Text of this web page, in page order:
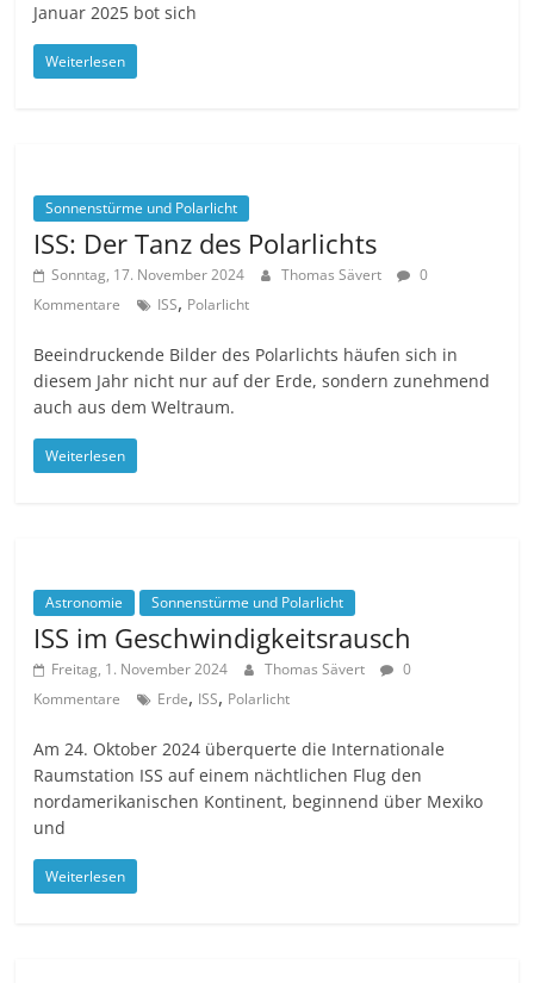
Januar 2025 bot sich
Weiterlesen
Sonnenstürme und Polarlicht
ISS: Der Tanz des Polarlichts
Sonntag, 17. November 2024 Thomas Sävert
0
Kommentare
ISS, Polarlicht
Beeindruckende Bilder des Polarlichts häufen sich in
diesem Jahr nicht nur auf der Erde, sondern zunehmend
auch aus dem Weltraum.
Weiterlesen
Astronomie Sonnenstürme und Polarlicht
ISS im Geschwindigkeitsrausch
Freitag, 1. November 2024 Thomas Sävert
0
Kommentare
Erde, ISS, Polarlicht
Am 24. Oktober 2024 überquerte die Internationale
Raumstation ISS auf einem nächtlichen Flug den
nordamerikanischen Kontinent, beginnend über Mexiko
und
Weiterlesen